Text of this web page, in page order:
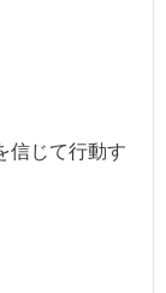
信じて行動す